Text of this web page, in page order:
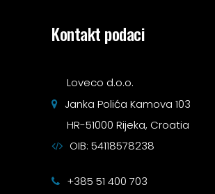
Kontakt podaci
Loveco d.o.o.
Janka Polića Kamova 103
HR-51000 Rijeka, Croatia
OIB: 54118578238
+385 51 400 703